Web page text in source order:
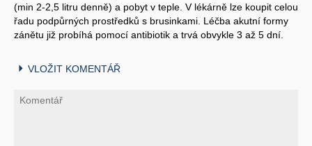
(min 2-2,5 litru denně) a pobyt v teple. V lékárně lze koupit celou
řadu podpůrných prostředků s brusinkami. Léčba akutní formy
zánětu již probíhá pomocí antibiotik a trvá obvykle 3 až 5 dní.
VLOŽIT KOMENTÁŘ